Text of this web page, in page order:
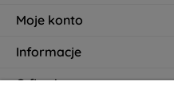
Moje konto
Informacje
O firmie